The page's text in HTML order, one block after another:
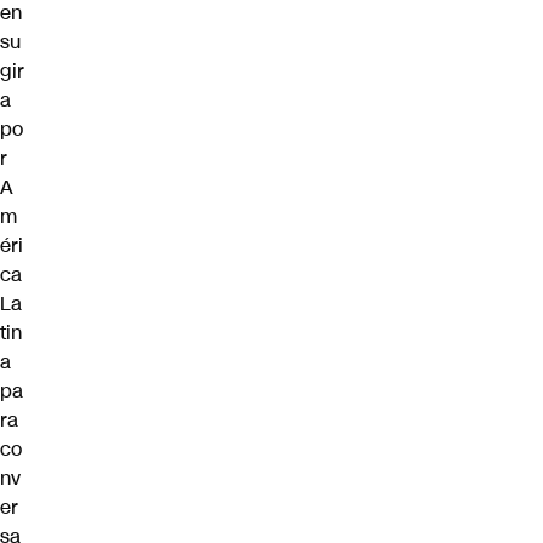
en
su
gir
a
po
r
A
m
éri
ca
La
tin
a
pa
ra
co
nv
er
sa